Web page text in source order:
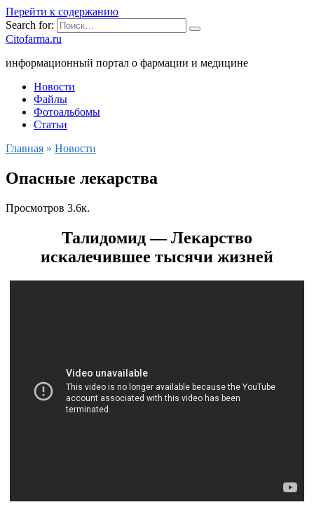
Перейти к содержанию
Search for:
Citofarma.ru
информационный портал о фармации и медицине
Новости
Файлы
Фотоальбомы
Статьи
Главная » Новости
Опасные лекарства
Просмотров 3.6к.
Талидомид — Лекарство
искалечившее тысячи жизней